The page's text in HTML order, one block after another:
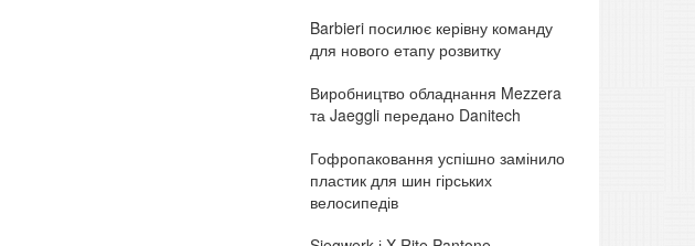
Barbieri посилює керівну команду
для нового етапу розвитку
Виробництво обладнання Mezzera
та Jaeggli передано Danitech
Гофропаковання успішно замінило
пластик для шин гірських
велосипедів